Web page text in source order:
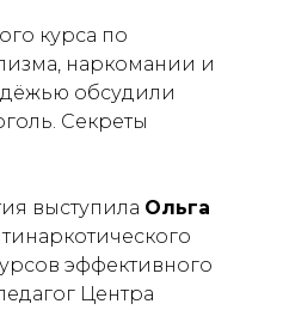
курса по
наркомании и
обсудили
Секреты
выступила Ольга
эффективного
Центра